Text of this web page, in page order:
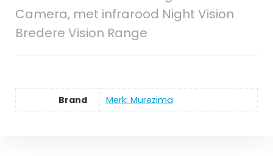
Camera, met infrarood Night Vision
Bredere Vision Range
Brand Merk: Murezima